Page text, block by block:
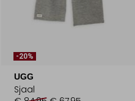
-20%
UGG
Sjaal